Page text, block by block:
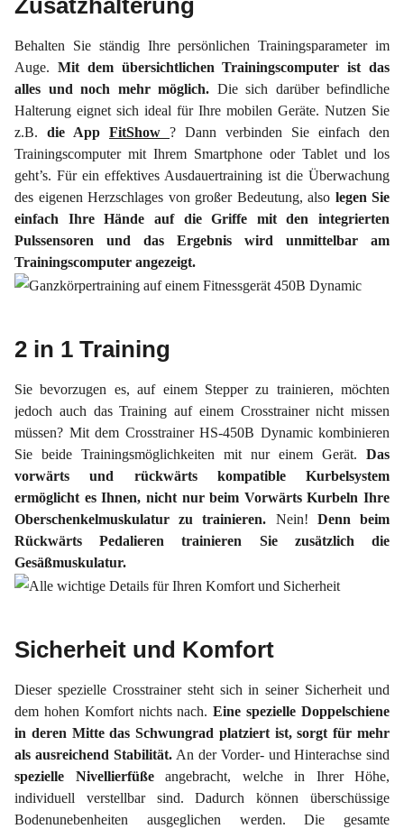
Zusatzhalterung
Behalten Sie ständig Ihre persönlichen Trainingsparameter im
Auge. Mit dem übersichtlichen Trainingscomputer ist das
alles und noch mehr möglich. Die sich darüber befindliche
Halterung eignet sich ideal für Ihre mobilen Geräte. Nutzen Sie
z.B. die App FitShow ? Dann verbinden Sie einfach den
Trainingscomputer mit Ihrem Smartphone oder Tablet und los
geht’s. Für ein effektives Ausdauertraining ist die Überwachung
des eigenen Herzschlages von großer Bedeutung, also legen Sie
einfach Ihre Hände auf die Griffe mit den integrierten
Pulssensoren und das Ergebnis wird unmittelbar am
Trainingscomputer angezeigt.
2 in 1 Training
Sie bevorzugen es, auf einem Stepper zu trainieren, möchten
jedoch auch das Training auf einem Crosstrainer nicht missen
müssen? Mit dem Crosstrainer HS-450B Dynamic kombinieren
Sie beide Trainingsmöglichkeiten mit nur einem Gerät. Das
vorwärts und rückwärts kompatible Kurbelsystem
ermöglicht es Ihnen, nicht nur beim Vorwärts Kurbeln Ihre
Oberschenkelmuskulatur zu trainieren. Nein! Denn beim
Rückwärts Pedalieren trainieren Sie zusätzlich die
Gesäßmuskulatur.
Sicherheit und Komfort
Dieser spezielle Crosstrainer steht sich in seiner Sicherheit und
dem hohen Komfort nichts nach.Eine spezielle Doppelschiene
in deren Mitte das Schwungrad platziert ist, sorgt für mehr
als ausreichend Stabilität. An der Vorder- und Hinterachse sind
spezielle Nivellierfüße angebracht, welche in Ihrer Höhe,
individuell verstellbar sind. Dadurch können überschüssige
Bodenunebenheiten ausgeglichen werden. Die gesamte